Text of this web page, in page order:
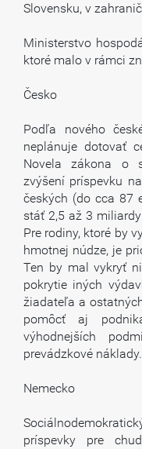
Slovensku, v
Ministerstvo
ktoré malo v rámci
Česko
Podľa nového
neplánuje dotovať
Novela zákona o
zvýšení príspevku
českých (do cca 87
stáť 2,5 až 3
Pre rodiny, ktoré by
hmotnej núdze, je
Ten by mal vykryť
pokrytie iných
žiadateľa a
pomôcť aj
výhodnejších
prevádzkové náklady.
Nemecko
príspevky pre